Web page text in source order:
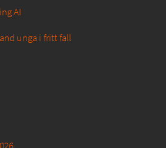
AI
unga i fritt fall